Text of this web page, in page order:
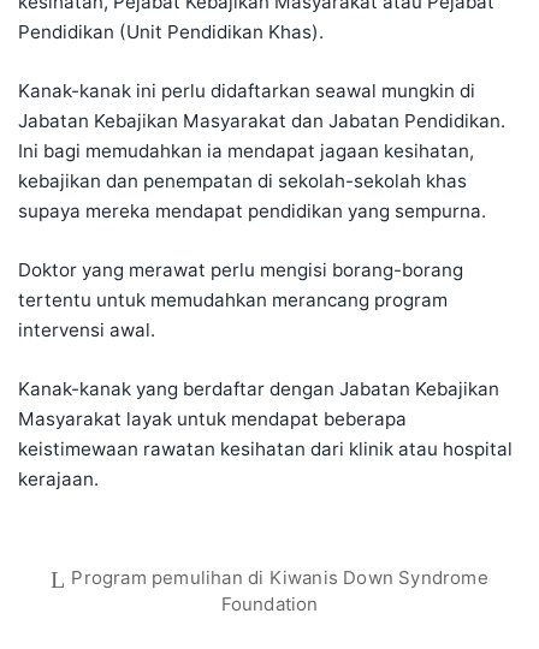
Pendidikan (Unit Pendidikan Khas).
Kanak-kanak ini perlu didaftarkan seawal mungkin di
Jabatan Kebajikan Masyarakat dan Jabatan Pendidikan.
Ini bagi memudahkan ia mendapat jagaan kesihatan,
kebajikan dan penempatan di sekolah-sekolah khas
supaya mereka mendapat pendidikan yang sempurna.
Doktor yang merawat perlu mengisi borang-borang
tertentu untuk memudahkan merancang program
intervensi awal.
Kanak-kanak yang berdaftar dengan Jabatan Kebajikan
Masyarakat layak untuk mendapat beberapa
keistimewaan rawatan kesihatan dari klinik atau hospital
kerajaan.
Program pemulihan di Kiwanis Down Syndrome
Foundation